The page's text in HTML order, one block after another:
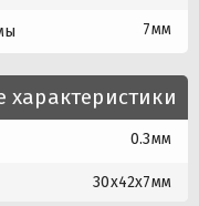
7мм
характеристики
0.3мм
30x42x7мм